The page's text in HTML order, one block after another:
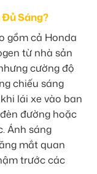
Đủ Sáng?
gồm cả Honda
từ nhà sản
cường độ
chiếu sáng
lái xe vào ban
đường hoặc
Ánh sáng
mắt quan
trước các